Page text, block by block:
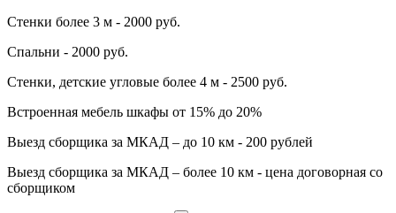
Стенки более 3 м - 2000 руб.
Спальни - 2000 руб.
Стенки, детские угловые более 4 м - 2500 руб.
Встроенная мебель шкафы от 15% до 20%
Выезд сборщика за МКАД – до 10 км - 200 рублей
Выезд сборщика за МКАД – более 10 км - цена договорная со
сборщиком